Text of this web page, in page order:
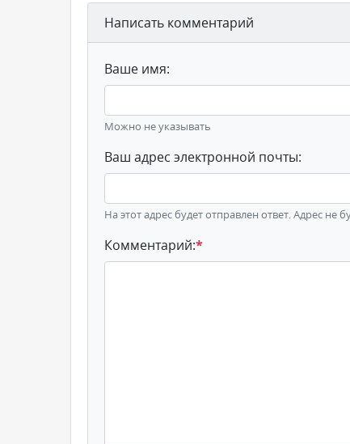
Написать комментарий
Ваше имя:
Можно не указывать
Ваш адрес электронной почты:
На этот адрес будет отправлен ответ. Адрес не
Комментарий:*